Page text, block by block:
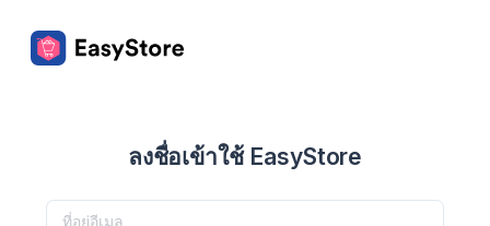
ลงชื่อเข้าใช้ EasyStore